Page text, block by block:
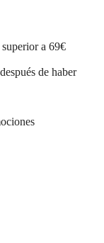
a 69€
de haber